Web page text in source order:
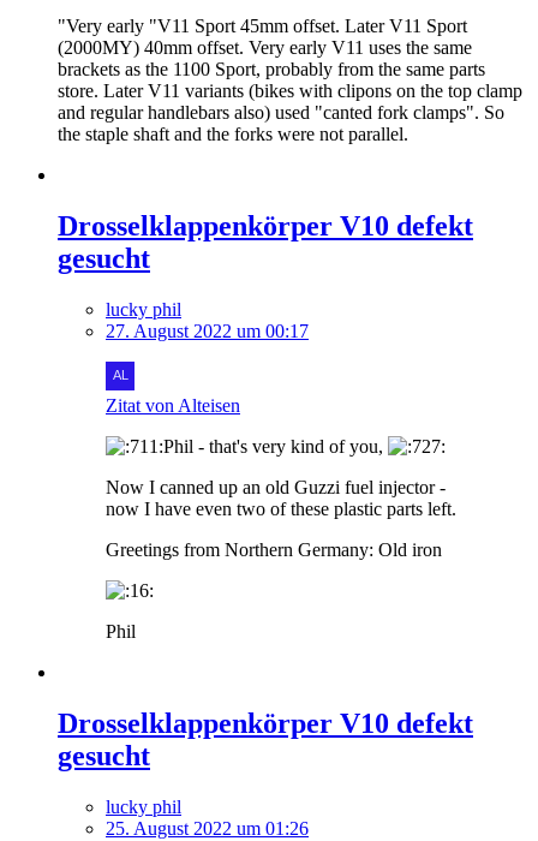
"Very early "V11 Sport 45mm offset. Later V11 Sport
(2000MY) 40mm offset. Very early V11 uses the same
brackets as the 1100 Sport, probably from the same parts
store. Later V11 variants (bikes with clipons on the top clamp
and regular handlebars also) used "canted fork clamps". So
the staple shaft and the forks were not parallel.
Drosselklappenkörper V10 defekt
gesucht
lucky phil
27. August 2022 um 00:17
Zitat von Alteisen
Phil - that's very kind of you,
Now I canned up an old Guzzi fuel injector -
now I have even two of these plastic parts left.
Greetings from Northern Germany: Old iron
Phil
Drosselklappenkörper V10 defekt
gesucht
lucky phil
25. August 2022 um 01:26